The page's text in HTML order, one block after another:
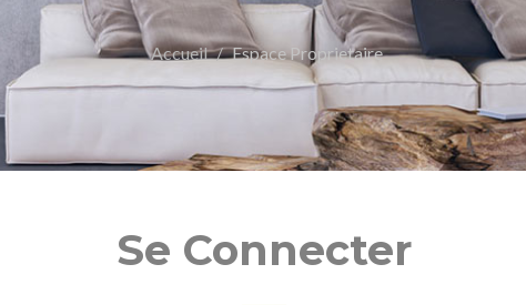
Accueil Espace Proprietaire
Se Connecter